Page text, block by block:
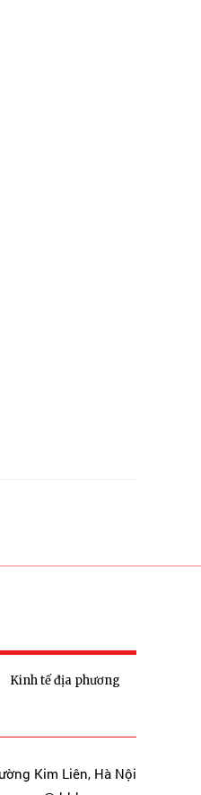
Kinh tế địa phương
Kim Liên, Hà Nội